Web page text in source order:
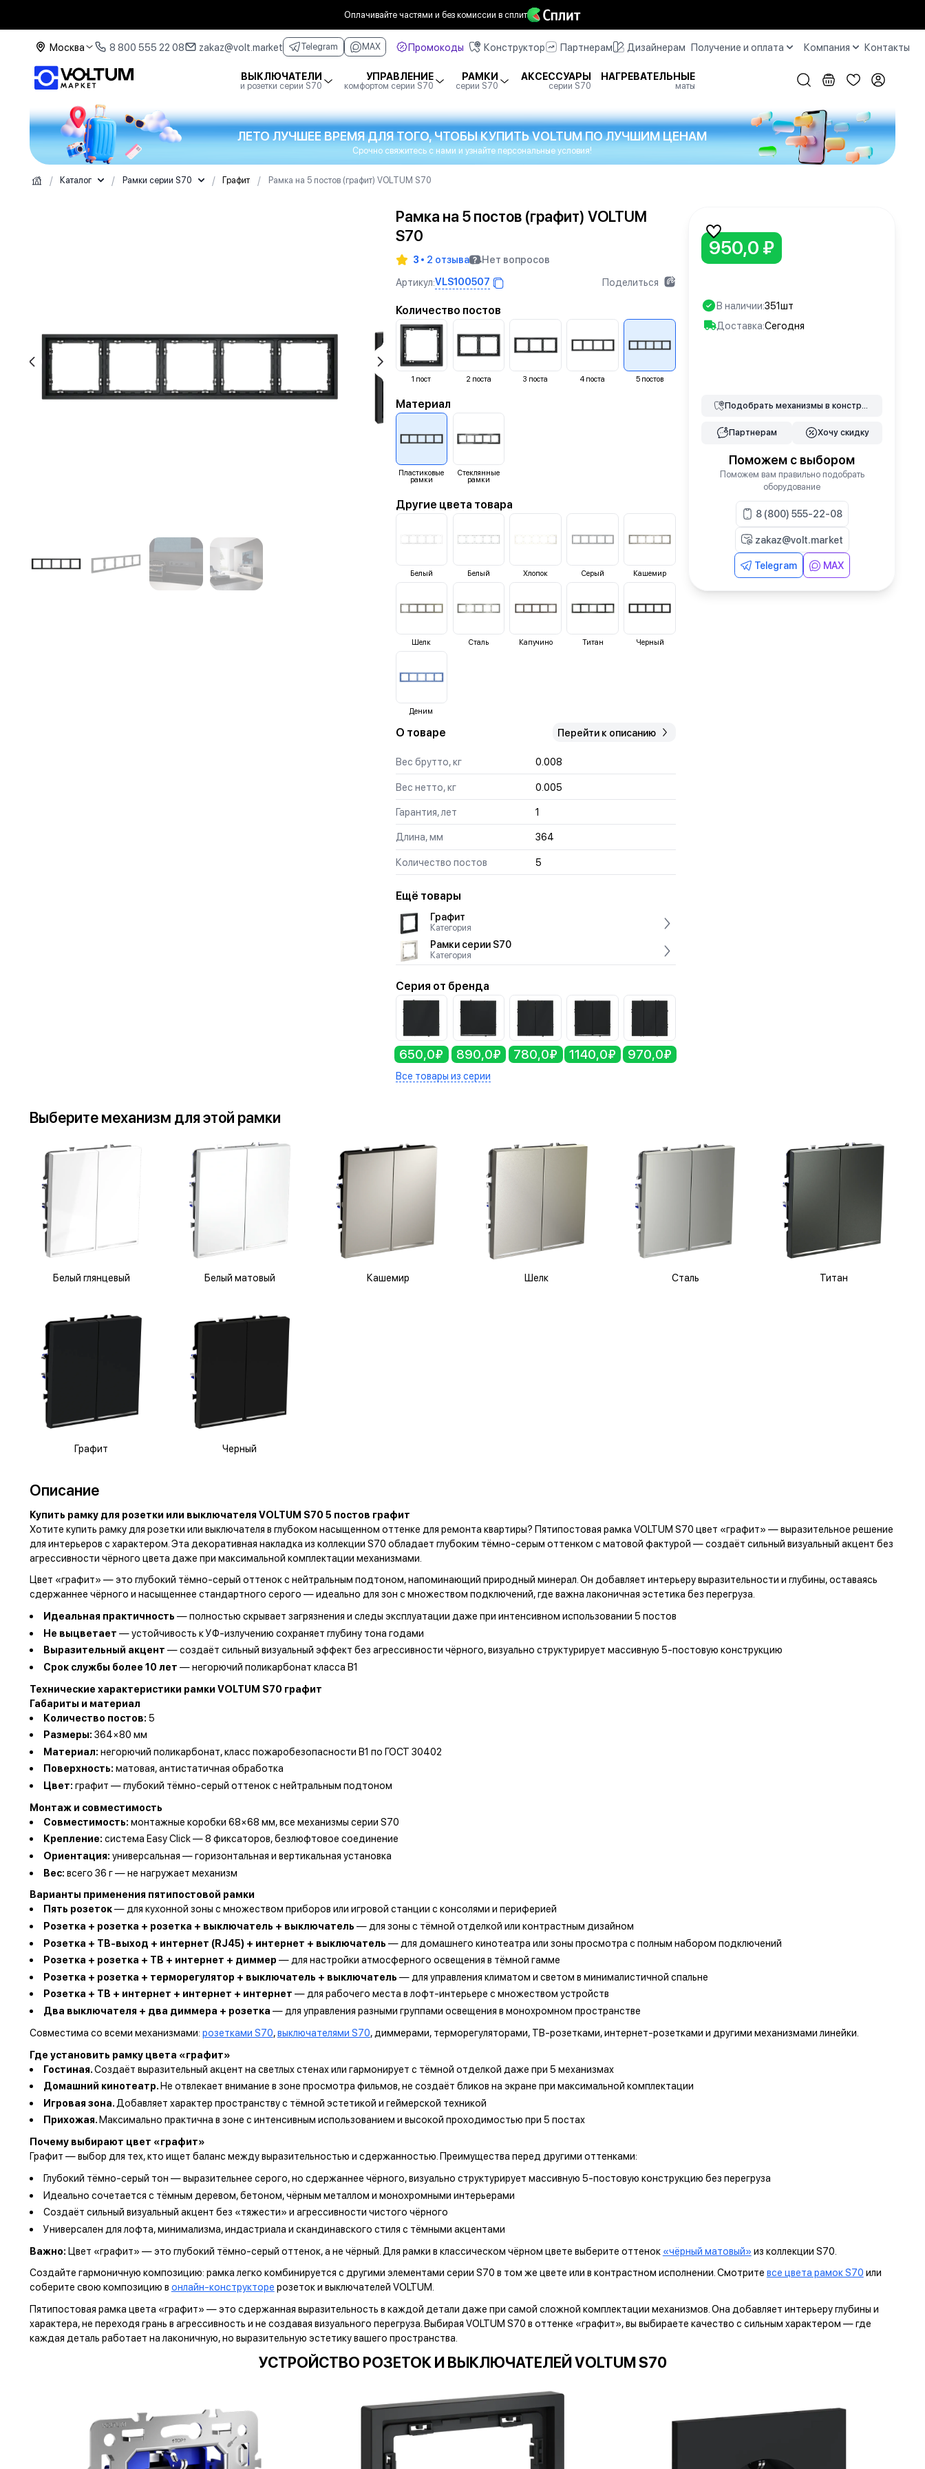
Оплачивайте частями и без комиссии в сплит
Москва 8 800 555 22 08 zakaz@volt.market Telegram MAX Промокоды Конструктор Партнерам Дизайнерам Получение и оплата Компания Контакты
ВЫКЛЮЧАТЕЛИ
и розетки серии S70
УПРАВЛЕНИЕ
комфортом серии S70
РАМКИ
серии S70
АКСЕССУАРЫ
серии S70
НАГРЕВАТЕЛЬНЫЕ
маты
ЛЕТО ЛУЧШЕЕ ВРЕМЯ ДЛЯ ТОГО, ЧТОБЫ КУПИТЬ VOLTUM ПО ЛУЧШИМ ЦЕНАМ
Срочно свяжитесь с нами и узнайте персональные условия!
/ Каталог / Рамки серии S70 / Графит / Рамка на 5 постов (графит) VOLTUM S70
Рамка на 5 постов (графит) VOLTUM
S70
3 2 отзыва
Нет вопросов
Артикул:VLS100507 Поделиться
Количество постов
1 пост 2 поста 3 поста 4 поста 5 постов
Материал
Пластиковые
рамки
Стеклянные
рамки
Другие цвета товара
Белый Белый Хлопок Серый Кашемир
Шелк Сталь Капучино Титан Черный
Деним
О товаре Перейти к описанию
Вес брутто, кг 0.008
Вес нетто, кг 0.005
Гарантия, лет 1
Длина, мм 364
Количество постов 5
Ещё товары
Графит
Категория
Рамки серии S70
Категория
Серия от бренда
650,0₽ 890,0₽ 780,0₽ 1140,0₽ 970,0₽
Все товары из серии
950,0 ₽
В наличии:351шт
Доставка:Сегодня
Подобрать механизмы в конструкторе
Партнерам Хочу скидку
Поможем с выбором
Поможем вам правильно подобрать
оборудование
8 (800) 555-22-08
zakaz@volt.market
Telegram MAX
Выберитемеханизм дляэтой рамки
Белый глянцевый Белый матовый Кашемир Шелк Сталь Титан
Графит Черный
Описание
Купить рамку для розетки или выключателя VOLTUM S70 5 постов графит
Хотите купить рамку для розетки или выключателя в глубоком насыщенном оттенке для ремонта квартиры? Пятипостовая рамка VOLTUM S70 цвет «графит» — выразительное решение
для интерьеров с характером. Эта декоративная накладка из коллекции S70 обладает глубоким тёмно-серым оттенком с матовой фактурой — создаёт сильный визуальный акцент без
агрессивности чёрного цвета даже при максимальной комплектации механизмами.
Цвет «графит» — это глубокий тёмно-серый оттенок с нейтральным подтоном, напоминающий природный минерал. Он добавляет интерьеру выразительности и глубины, оставаясь
сдержаннее чёрного и насыщеннее стандартного серого — идеально для зон с множеством подключений, где важна лаконичная эстетика без перегруза.
Идеальная практичность — полностью скрывает загрязнения и следы эксплуатации даже при интенсивном использовании 5 постов
Не выцветает — устойчивость к УФ-излучению сохраняет глубину тона годами
Выразительный акцент — создаёт сильный визуальный эффект без агрессивности чёрного, визуально структурирует массивную 5-постовую конструкцию
Срок службы более 10 лет — негорючий поликарбонат класса В1
Технические характеристики рамки VOLTUM S70 графит
Габариты и материал
Количество постов: 5
Размеры: 364×80 мм
Материал: негорючий поликарбонат, класс пожаробезопасности В1 по ГОСТ 30402
Поверхность: матовая, антистатичная обработка
Цвет: графит — глубокий тёмно-серый оттенок с нейтральным подтоном
Монтаж и совместимость
Совместимость: монтажные коробки 68×68 мм, все механизмы серии S70
Крепление: система Easy Click — 8 фиксаторов, безлюфтовое соединение
Ориентация: универсальная — горизонтальная и вертикальная установка
Вес: всего 36 г — не нагружает механизм
Варианты применения пятипостовой рамки
Пять розеток— для кухонной зоны с множеством приборов или игровой станции с консолями и периферией
Розетка + розетка + розетка + выключатель + выключатель — для зоны с тёмной отделкой или контрастным дизайном
Розетка + ТВ-выход + интернет (RJ45) + интернет + выключатель — для домашнего кинотеатра или зоны просмотра с полным набором подключений
Розетка + розетка + ТВ + интернет + диммер — для настройки атмосферного освещения в тёмной гамме
Розетка + розетка + терморегулятор + выключатель + выключатель — для управления климатом и светом в минималистичной спальне
Розетка + ТВ + интернет + интернет + интернет — для рабочего места в лофт-интерьере с множеством устройств
Два выключателя + два диммера + розетка — для управления разными группами освещения в монохромном пространстве
Совместима со всеми механизмами: розетками S70,выключателями S70, диммерами, терморегуляторами, ТВ-розетками, интернет-розетками и другими механизмами линейки.
Где установить рамку цвета «графит»
Гостиная.Создаёт выразительный акцент на светлых стенах или гармонирует с тёмной отделкой даже при 5 механизмах
Домашний кинотеатр.Не отвлекает внимание в зоне просмотра фильмов, не создаёт бликов на экране при максимальной комплектации
Игровая зона. Добавляет характер пространству с тёмной эстетикой и геймерской техникой
Прихожая.Максимально практична в зоне с интенсивным использованием и высокой проходимостью при 5 постах
Почему выбирают цвет «графит»
Графит — выбор для тех, кто ищет баланс между выразительностью и сдержанностью. Преимущества перед другими оттенками:
Глубокий тёмно-серый тон — выразительнее серого, но сдержаннее чёрного, визуально структурирует массивную 5-постовую конструкцию без перегруза
Идеально сочетается с тёмным деревом, бетоном, чёрным металлом и монохромными интерьерами
Создаёт сильный визуальный акцент без «тяжести» и агрессивности чистого чёрного
Универсален для лофта, минимализма, индастриала и скандинавского стиля с тёмными акцентами
Важно: Цвет «графит» — это глубокий тёмно-серый оттенок, а не чёрный. Для рамки в классическом чёрном цвете выберите оттенок «чёрный матовый» из коллекции S70.
Создайте гармоничную композицию: рамка легко комбинируется с другими элементами серии S70 в том же цвете или в контрастном исполнении. Смотрите все цвета рамок S70 или
соберите свою композицию в онлайн-конструкторе розеток и выключателей VOLTUM.
Пятипостовая рамка цвета «графит» — это сдержанная выразительность в каждой детали даже при самой сложной комплектации механизмов. Она добавляет интерьеру глубины и
характера, не переходя грань в агрессивность и не создавая визуального перегруза. Выбирая VOLTUM S70 в оттенке «графит», вы выбираете качество с сильным характером — где
каждая деталь работает на лаконичную, но выразительную эстетику вашего пространства.
УСТРОЙСТВО РОЗЕТОК И ВЫКЛЮЧАТЕЛЕЙ VOLTUM S70